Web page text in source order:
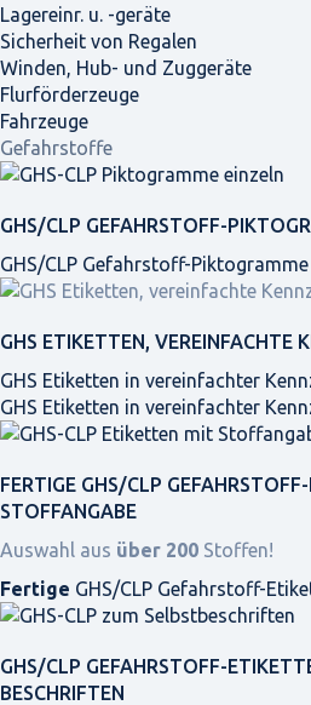
Lagereinr. u. -geräte
Sicherheit von Regalen
Winden, Hub- und Zuggeräte
Flurförderzeuge
Fahrzeuge
Gefahrstoffe
GHS/CLP GEFAHRSTOFF-
GHS/CLP Gefahrstoff-
GHS ETIKETTEN, VEREINFACHTE
GHS Etiketten in vereinfachter
GHS Etiketten in vereinfachter
FERTIGE GHS/CLP
STOFFANGABE
Auswahl aus über 200 Stoffen!
Fertige GHS/CLP Gefahrstoff-
GHS/CLP GEFAHRSTOFF-
BESCHRIFTEN